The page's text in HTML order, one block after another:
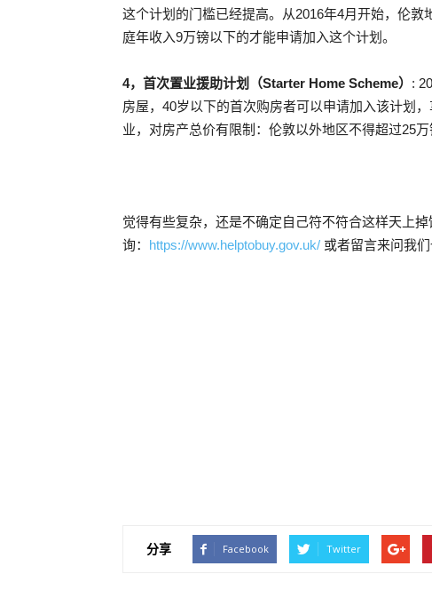
这个计划的门槛已经提高。从2016年4月开始，伦
庭年收入9万镑以下的才能申请加入这个计划。
4，首次置业援助计划（Starter Home Scheme） :
房屋，40岁以下的首次购房者可以申请加入该计划
业，对房产总价有限制：伦敦以外地区不得超过25万
觉得有些复杂，还是不确定自己符不符合这样天上
询： https://www.helptobuy.gov.uk/ 或者留言来问我
分享 Facebook Twitter